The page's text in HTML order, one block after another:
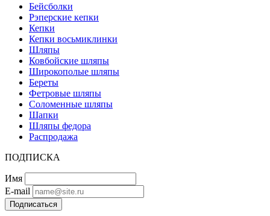
Бейсболки
Рэперские кепки
Кепки
Кепки восьмиклинки
Шляпы
Ковбойские шляпы
Широкополые шляпы
Береты
Фетровые шляпы
Соломенные шляпы
Шапки
Шляпы федора
Распродажа
ПОДПИСКА
Имя
E-mail
Подписаться